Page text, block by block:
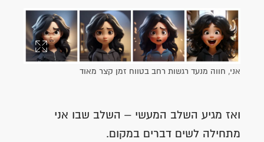
אני, חווה מנעד רגשות רחב בטווח זמן קצר מאוד
ואז מגיע השלב המעשי – השלב שבו אני
מתחילה לשים דברים במקום.